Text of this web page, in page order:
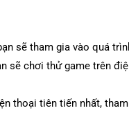
sẽ tham gia vào quá
sẽ chơi thử game trên
thoại tiên tiến nhất,